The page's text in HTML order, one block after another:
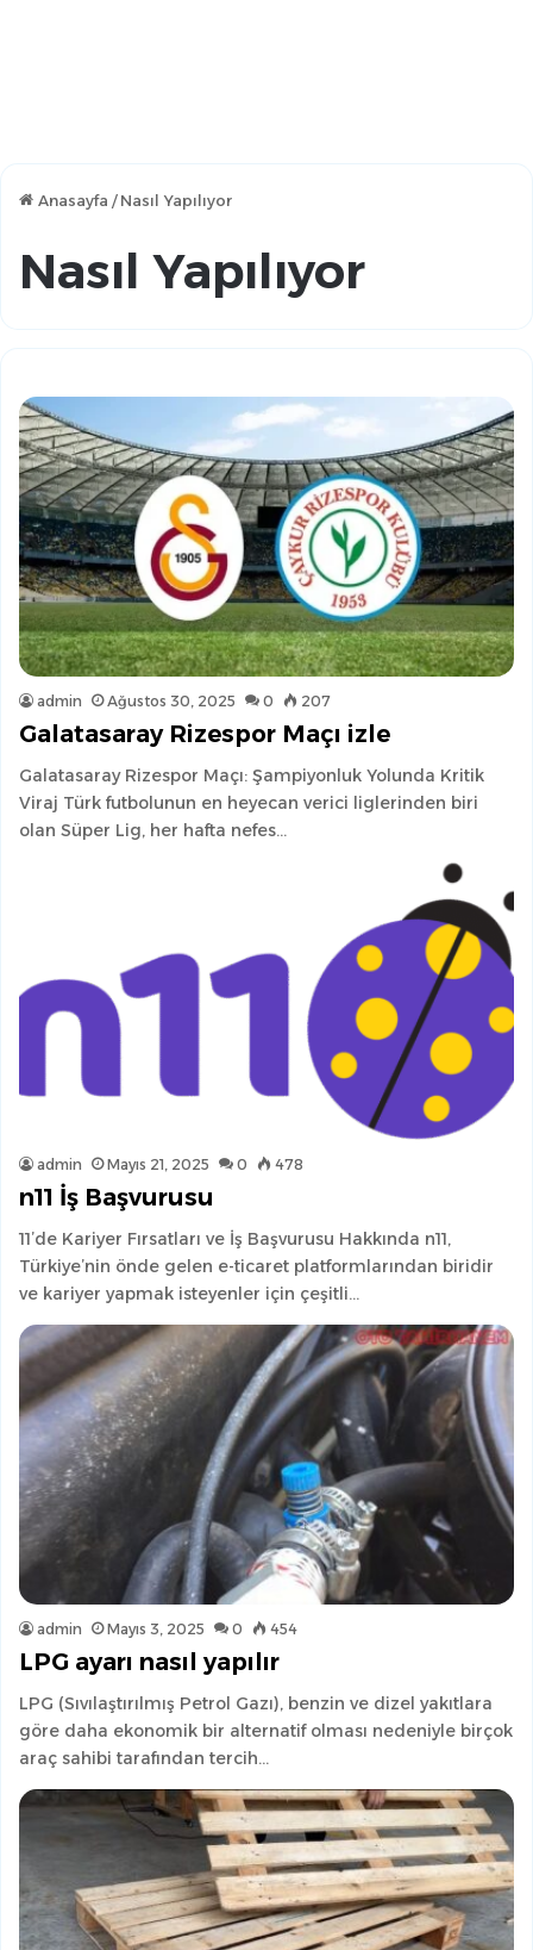
Anasayfa / Nasıl Yapılıyor
Nasıl Yapılıyor
admin Ağustos 30, 2025 0 207
Galatasaray Rizespor Maçı izle
Galatasaray Rizespor Maçı: Şampiyonluk Yolunda Kritik
Viraj Türk futbolunun en heyecan verici liglerinden biri
olan Süper Lig, her hafta nefes…
admin Mayıs 21, 2025 0 478
n11 İş Başvurusu
11’de Kariyer Fırsatları ve İş Başvurusu Hakkında n11,
Türkiye’nin önde gelen e-ticaret platformlarından biridir
ve kariyer yapmak isteyenler için çeşitli…
admin Mayıs 3, 2025 0 454
LPG ayarı nasıl yapılır
LPG (Sıvılaştırılmış Petrol Gazı), benzin ve dizel yakıtlara
göre daha ekonomik bir alternatif olması nedeniyle birçok
araç sahibi tarafından tercih…